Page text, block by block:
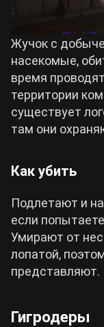
Жучок с
насекомые,
время
территории
существует
там они
Как убить
Подлетают и
если
Умирают от
лопатой,
представляют.
Гигродеры